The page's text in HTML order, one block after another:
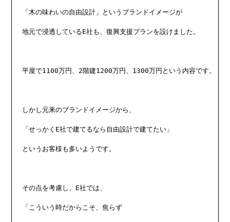
「木の味わいの自由設計」というブランドイメージが
地元で浸透しているE社も、復興支援プランを設けました。
平屋で1100万円、2階建1200万円、1300万円という内容です。
しかし元来のブランドイメージから、
「せっかくE社で建てるなら自由設計で建てたい」
というお客様も多いようです。
その点を考慮し、E社では、
「こういう時だからこそ、焦らず